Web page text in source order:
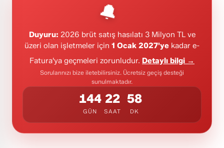
🔔
Duyuru: 2026 brüt satış hasılatı 3 Milyon TL ve
üzeri olan işletmeler için 1 Ocak 2027'ye kadar e-
Fatura'ya geçmeleri zorunludur. Detaylı bilgi →
Sorularınızı bize iletebilirsiniz. Ücretsiz geçiş desteği
sunulmaktadır.
144
GÜN
22
SAAT
58
DK